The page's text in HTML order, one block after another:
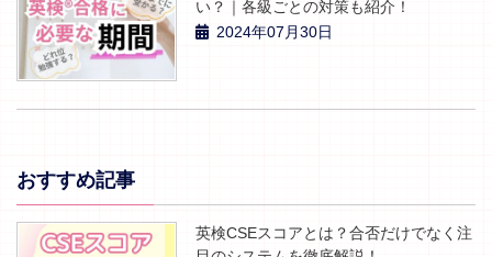
い？｜各級ごとの対策も紹介！
2024年07月30日
おすすめ記事
英検CSEスコアとは？合否だけでなく注